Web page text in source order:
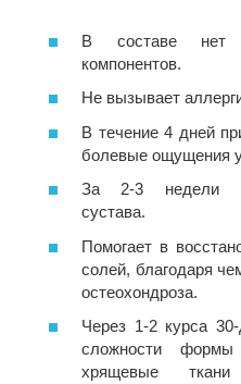
В составе нет
компонентов.
Не вызывает
В течение 4 дней
болевые ощущения
За 2-3 недели
сустава.
Помогает в
солей, благодаря
остеохондроза.
Через 1-2 курса
сложности формы
хрящевые ткани